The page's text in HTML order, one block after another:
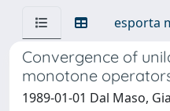
esporta
Convergence of
monotone
1989-01-01 Dal Maso,